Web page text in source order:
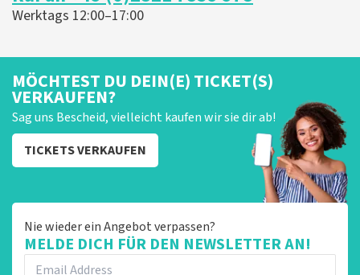
Werktags 12:00–17:00
MÖCHTEST DU DEIN(E) TICKET(S)
VERKAUFEN?
Sag uns Bescheid, vielleicht kaufen wir sie dir ab!
TICKETS VERKAUFEN
Nie wieder ein Angebot verpassen?
MELDE DICH FÜR DEN NEWSLETTER AN!